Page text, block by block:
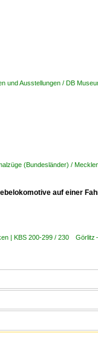
und Ausstellungen / DB
(Bundesländer) /
auf einer
| KBS 200-299 / 230 Görlitz